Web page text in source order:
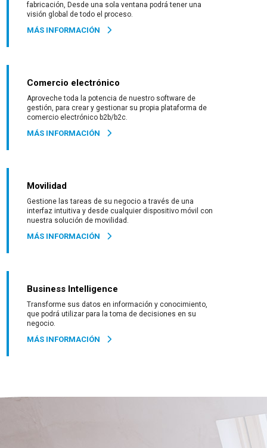
fabricación, Desde una sola ventana podrá tener una
visión global de todo el proceso.
MÁS INFORMACIÓN
Comercio electrónico
Aproveche toda la potencia de nuestro software de
gestión, para crear y gestionar su propia plataforma de
comercio electrónico b2b/b2c.
MÁS INFORMACIÓN
Movilidad
Gestione las tareas de su negocio a través de una
interfaz intuitiva y desde cualquier dispositivo móvil con
nuestra solución de movilidad.
MÁS INFORMACIÓN
Business Intelligence
Transforme sus datos en información y conocimiento,
que podrá utilizar para la toma de decisiones en su
negocio.
MÁS INFORMACIÓN